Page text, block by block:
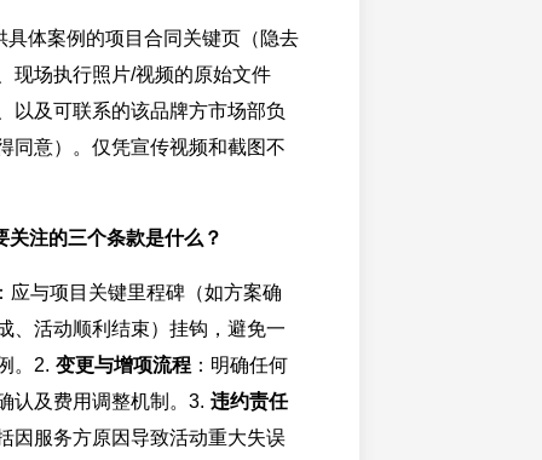
具体案例的项目合同关键页（隐去
现场执行照片/视频的原始文件
以及可联系的该品牌方市场部负
同意）。仅凭宣传视频和截图不
关注的三个条款是什么？
应与项目关键里程碑（如方案确
、活动顺利结束）挂钩，避免一
。2. 变更与增项流程：明确任何
认及费用调整机制。3. 违约责任
因服务方原因导致活动重大失误